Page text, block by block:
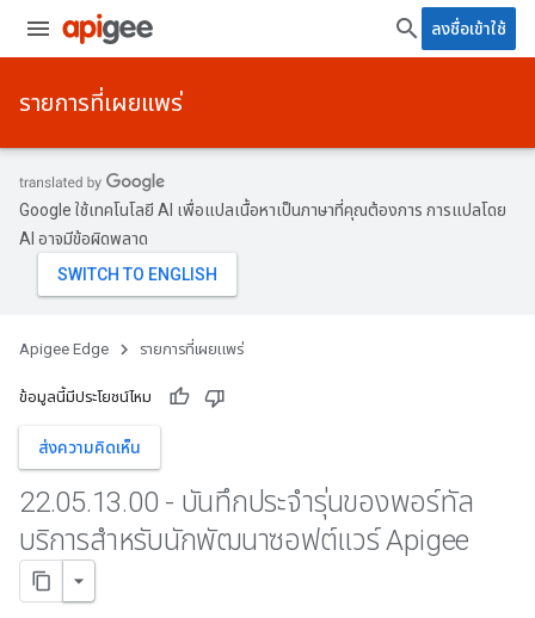
ลงชื่อเข้าใช้
รายการที่เผยแพร่
Google ใช้เทคโนโลยี AI เพื่อแปลเนื้อหาเป็นภาษาที่คุณต้องการ การแปลโดย
AI อาจมีข้อผิดพลาด
Apigee Edge รายการที่เผยแพร่
ข้อมูลนี้มีประโยชน์ไหม
ส่งความคิดเห็น
22.05.13.00 - บันทึกประจำรุ่นของพอร์ทัล
บริการสำหรับนักพัฒนาซอฟต์แวร์ Apigee